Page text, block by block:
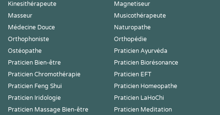
Kinesithérapeute
Magnetiseur
Masseur
Musicothérapeute
Médecine Douce
Naturopathe
Orthophoniste
Orthopédie
Ostéopathe
Praticien Ayurvéda
Praticien Bien-être
Praticien Biorésonance
Praticien Chromothérapie
Praticien EFT
Praticien Feng Shui
Praticien Homeopathe
Praticien Iridologie
Praticien LaHoChi
Praticien Massage Bien-être
Praticien Meditation